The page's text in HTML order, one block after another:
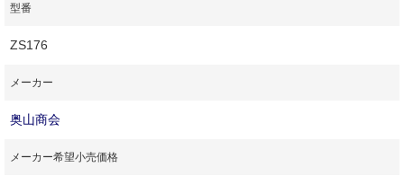
型番
ZS176
メーカー
奥山商会
メーカー希望小売価格